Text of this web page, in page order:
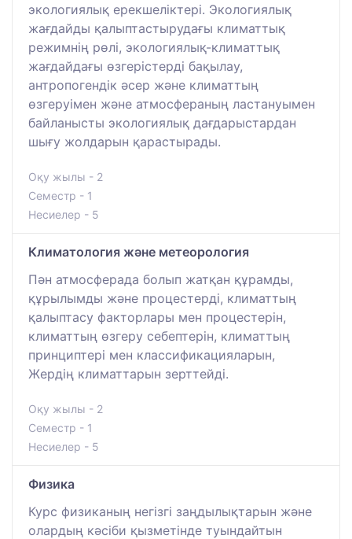
экологиялық ерекшеліктері. Экологиялық
жағдайды қалыптастырудағы климаттық
режимнің рөлі, экологиялық-климаттық
жағдайдағы өзгерістерді бақылау,
антропогендік әсер және климаттың
өзгеруімен және атмосфераның ластануымен
байланысты экологиялық дағдарыстардан
шығу жолдарын қарастырады.
Оқу жылы - 2
Семестр - 1
Несиелер - 5
Климатология және метеорология
Пән атмосферада болып жатқан құрамды,
құрылымды және процестерді, климаттың
қалыптасу факторлары мен процестерін,
климаттың өзгеру себептерін, климаттың
принциптері мен классификацияларын,
Жердің климаттарын зерттейді.
Оқу жылы - 2
Семестр - 1
Несиелер - 5
Физика
Курс физиканың негізгі заңдылықтарын және
олардың кәсіби қызметінде туындайтын